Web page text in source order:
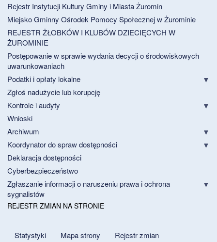
Rejestr Instytucji Kultury Gminy i Miasta Żuromin
Miejsko Gminny Ośrodek Pomocy Społecznej w Żurominie
REJESTR ŻŁOBKÓW I KLUBÓW DZIECIĘCYCH W
ŻUROMINIE
Postępowanie w sprawie wydania decycji o środowiskowych
uwarunkowaniach
Podatki i opłaty lokalne
Zgłoś nadużycie lub korupcję
Kontrole i audyty
Wnioski
Archiwum
Koordynator do spraw dostępności
Deklaracja dostępności
Cyberbezpieczeństwo
Zgłaszanie informacji o naruszeniu prawa i ochrona
sygnalistów
REJESTR ZMIAN NA STRONIE
Statystyki Mapa strony Rejestr zmian